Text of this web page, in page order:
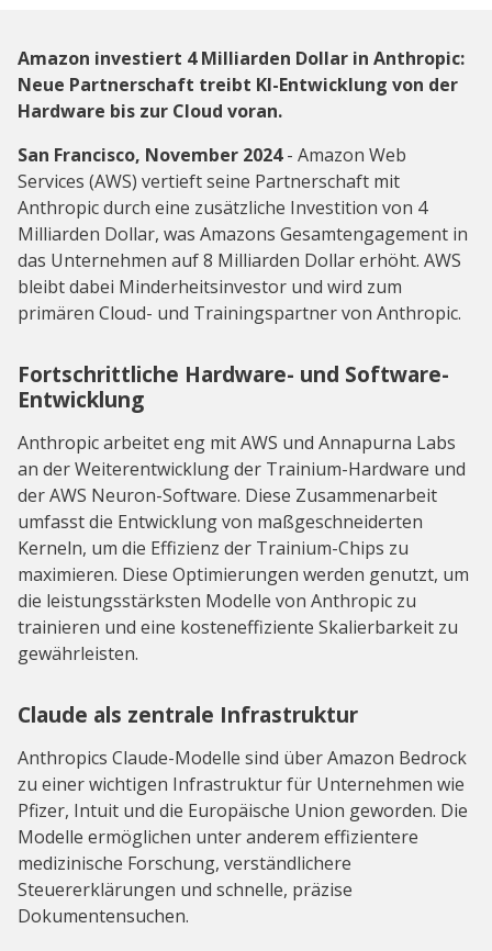
Amazon investiert 4 Milliarden Dollar in Anthropic:
Neue Partnerschaft treibt KI-Entwicklung von der
Hardware bis zur Cloud voran.
San Francisco, November 2024- Amazon Web
Services (AWS) vertieft seine Partnerschaft mit
Anthropic durch eine zusätzliche Investition von 4
Milliarden Dollar, was Amazons Gesamtengagement in
das Unternehmen auf 8 Milliarden Dollar erhöht. AWS
bleibt dabei Minderheitsinvestor und wird zum
primären Cloud- und Trainingspartner von Anthropic.
Fortschrittliche Hardware- und Software-
Entwicklung
Anthropic arbeitet eng mit AWS und Annapurna Labs
an der Weiterentwicklung der Trainium-Hardware und
der AWS Neuron-Software. Diese Zusammenarbeit
umfasst die Entwicklung von maßgeschneiderten
Kerneln, um die Effizienz der Trainium-Chips zu
maximieren. Diese Optimierungen werden genutzt, um
die leistungsstärksten Modelle von Anthropic zu
trainieren und eine kosteneffiziente Skalierbarkeit zu
gewährleisten.
Claude als zentrale Infrastruktur
Anthropics Claude-Modelle sind über Amazon Bedrock
zu einer wichtigen Infrastruktur für Unternehmen wie
Pfizer, Intuit und die Europäische Union geworden. Die
Modelle ermöglichen unter anderem effizientere
medizinische Forschung, verständlichere
Steuererklärungen und schnelle, präzise
Dokumentensuchen.